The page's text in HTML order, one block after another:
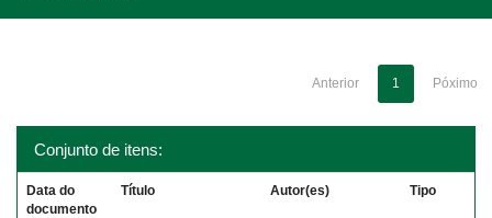
Anterior 1 Póximo
Conjunto de itens:
Data do
documento
Título Autor(es) Tipo